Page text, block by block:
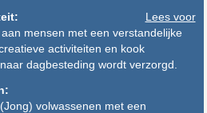
Lees voor
mensen met een verstandelijke
activiteiten en kook
dagbesteding wordt verzorgd.
volwassenen met een